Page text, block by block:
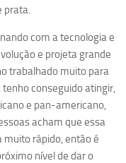
prata.
com a tecnologia e
e projeta grande
trabalhado muito para
tenho conseguido atingir,
e pan-americano,
acham que essa
muito rápido, então é
nível de dar o